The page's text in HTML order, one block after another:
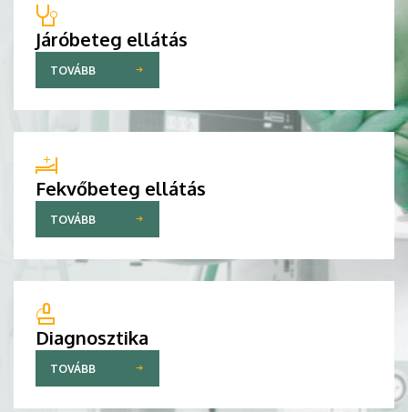
Járóbeteg ellátás
TOVÁBB
Fekvőbeteg ellátás
TOVÁBB
Diagnosztika
TOVÁBB